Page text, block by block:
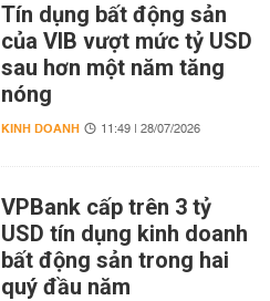
Tín dụng bất động sản
của VIB vượt mức tỷ USD
sau hơn một năm tăng
nóng
KINH DOANH 11:49 | 28/07/2026
VPBank cấp trên 3 tỷ
USD tín dụng kinh doanh
bất động sản trong hai
quý đầu năm